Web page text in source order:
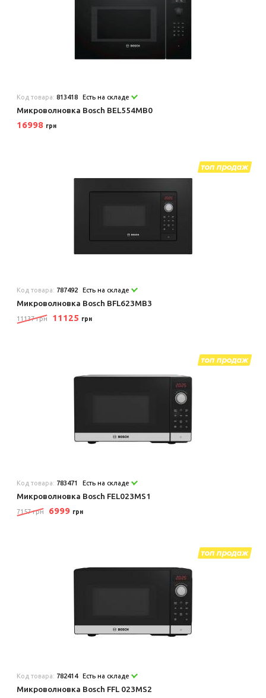
Код товара:813418 Есть на складе
Микроволновка Bosch BEL554MB0
16998 грн
Код товара: 787492 Есть на складе
Микроволновка Bosch BFL623MB3
11137 грн 11125 грн
Код товара: 783471 Есть на складе
Микроволновка Bosch FEL023MS1
7157 грн 6999 грн
Код товара: 782414 Есть на складе
Микроволновка Bosch FFL 023MS2